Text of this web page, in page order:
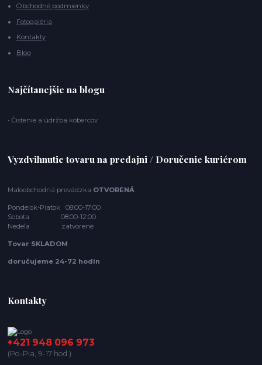
Obchodné podmienky
Fotogaléria
Kontakty
Blog
Najčítanejšie na blogu
• Čistenie a údržba kobercov
Vyzdvihnutie tovaru na predajni / Doručenie kuriérom
Maloobchodná prevádzka OTVORENÁ
Pondelok-Piatok 08:00-17:00
Sobota 08:00-12:00
Nedeľa zatvorené
Tovar SKLADOM
doručujeme 24-72 hodín
Kontakty
+421 948 096 973
(Po-Pia, 9-17 hod.)